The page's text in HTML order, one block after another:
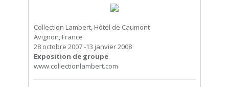
Collection Lambert, Hôtel de Caumont
Avignon, France
28 octobre 2007 -13 janvier 2008
Exposition de groupe
www.collectionlambert.com